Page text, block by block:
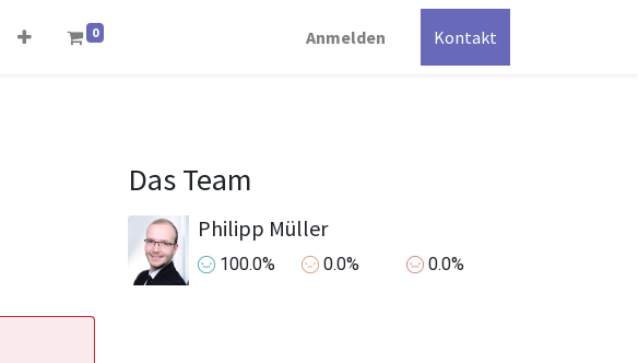
0 Anmelden Kontakt
Das Team
Philipp Müller
100.0% 0.0% 0.0%